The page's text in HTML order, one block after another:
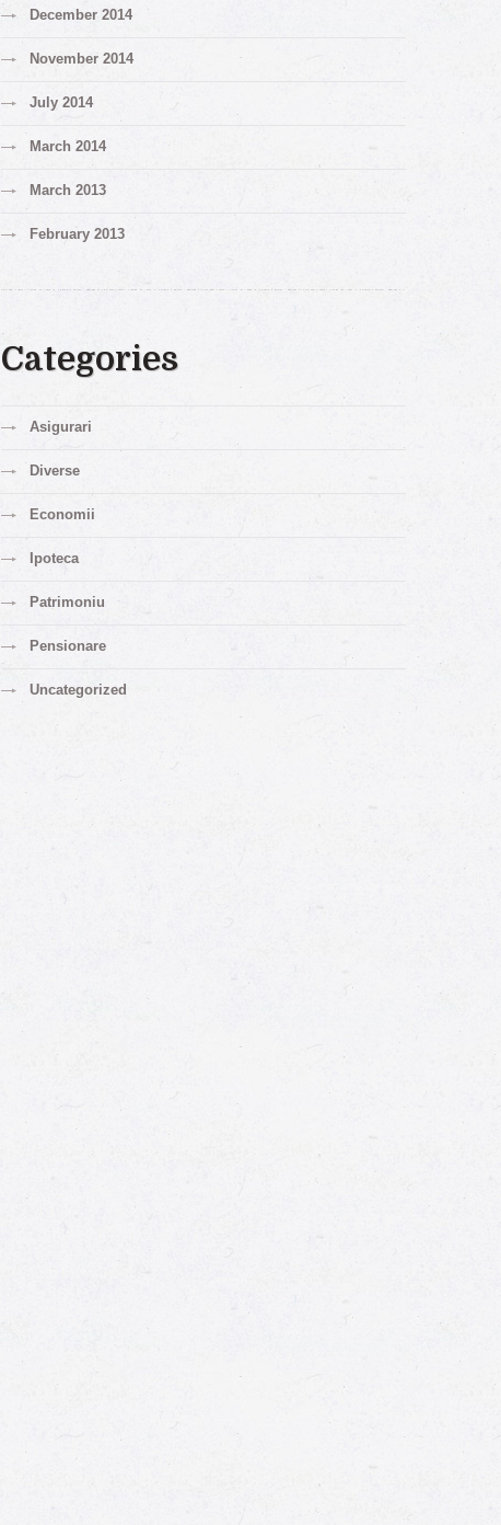
December 2014
November 2014
July 2014
March 2014
March 2013
February 2013
Categories
Asigurari
Diverse
Economii
Ipoteca
Patrimoniu
Pensionare
Uncategorized